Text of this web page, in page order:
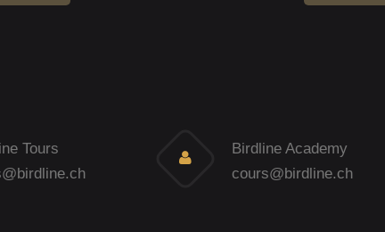
Tours
Birdline Academy
cours@birdline.ch